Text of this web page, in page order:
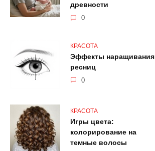
древности
0
КРАСОТА
Эффекты наращивания
ресниц
0
КРАСОТА
Игры цвета:
колорирование на
темные волосы